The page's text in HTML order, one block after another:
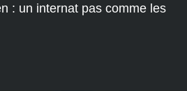
: un internat pas comme les